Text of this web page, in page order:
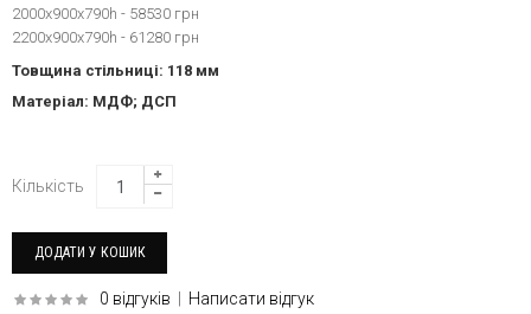
2000х900х790h - 58530 грн
2200х900х790h - 61280 грн
Товщина стільниці: 118 мм
Матеріал: МДФ; ДСП
Кількість
0 відгуків Написати відгук